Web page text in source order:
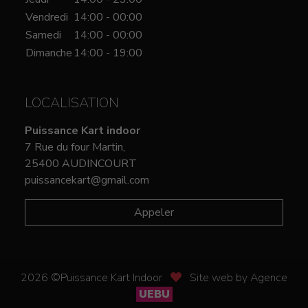
Vendredi 14:00 - 00:00
Samedi
14:00 - 00:00
Dimanche 14:00 - 19:00
LOCALISATION
Puissance Kart indoor
7 Rue du four Martin,
25400 AUDINCOURT
puissancekart@gmail.com
Appeler
2026 ©Puissance Kart Indoor
Site web by Agence
UEBU